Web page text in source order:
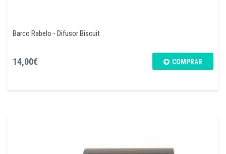
Barco Rabelo - Difusor Biscuit
14,00€ COMPRAR